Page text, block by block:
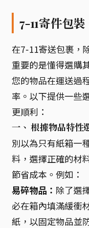
7-11寄件包
在7-11寄送包裹，
重要的是懂得選購
您的物品在運送過
率。以下提供一些
更順利：
一、 根據物品特性
別以為只有紙箱一
料，選擇正確的材
節省成本。例如：
易碎物品： 除了選
必在箱內填滿緩衝
紙，以固定物品並